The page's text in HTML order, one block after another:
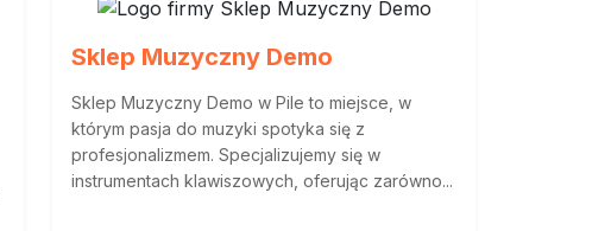
Sklep Muzyczny Demo
Sklep Muzyczny Demo w Pile to miejsce, w
którym pasja do muzyki spotyka się z
profesjonalizmem. Specjalizujemy się w
instrumentach klawiszowych, oferując zarówno...